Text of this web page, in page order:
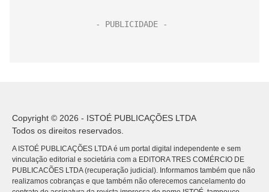
Copyright © 2026 - ISTOÉ PUBLICAÇÕES LTDA
Todos os direitos reservados.
A ISTOÉ PUBLICAÇÕES LTDA é um portal digital independente e sem
vinculação editorial e societária com a EDITORA TRES COMÉRCIO DE
PUBLICACÕES LTDA (recuperação judicial). Informamos também que não
realizamos cobranças e que também não oferecemos cancelamento do